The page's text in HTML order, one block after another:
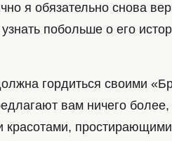
я обязательно снова
побольше о его
гордиться своими
вам ничего более,
красотами,